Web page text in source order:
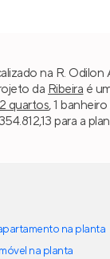
na R. Odilon
da Ribeira é
2 quartos, 1
para a
na planta
na planta